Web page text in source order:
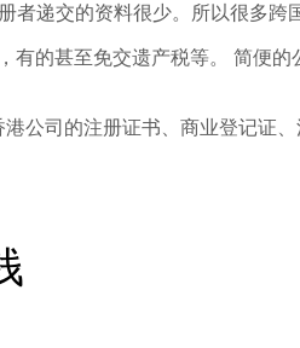
递交的资料很少。所以很多跨
的甚至免交遗产税等。 简便
公司的注册证书、商业登记证